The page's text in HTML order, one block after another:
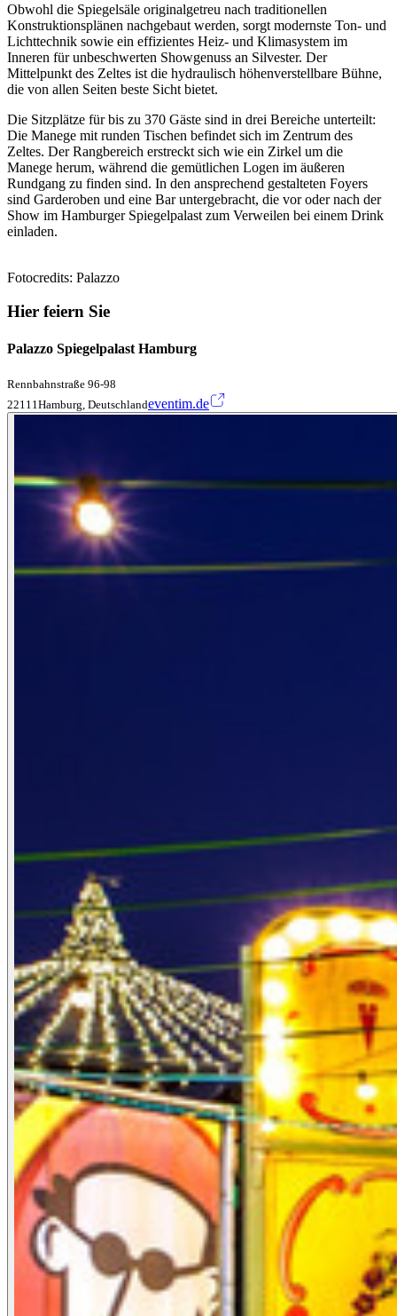
Obwohl die Spiegelsäle originalgetreu nach traditionellen
Konstruktionsplänen nachgebaut werden, sorgt modernste Ton- und
Lichttechnik sowie ein effizientes Heiz- und Klimasystem im
Inneren für unbeschwerten Showgenuss an Silvester. Der
Mittelpunkt des Zeltes ist die hydraulisch höhenverstellbare Bühne,
die von allen Seiten beste Sicht bietet.
Die Sitzplätze für bis zu 370 Gäste sind in drei Bereiche unterteilt:
Die Manege mit runden Tischen befindet sich im Zentrum des
Zeltes. Der Rangbereich erstreckt sich wie ein Zirkel um die
Manege herum, während die gemütlichen Logen im äußeren
Rundgang zu finden sind. In den ansprechend gestalteten Foyers
sind Garderoben und eine Bar untergebracht, die vor oder nach der
Show im Hamburger Spiegelpalast zum Verweilen bei einem Drink
einladen.
Fotocredits: Palazzo
Hier feiern Sie
Palazzo Spiegelpalast Hamburg
Rennbahnstraße 96-98
22111Hamburg, Deutschlandeventim.de